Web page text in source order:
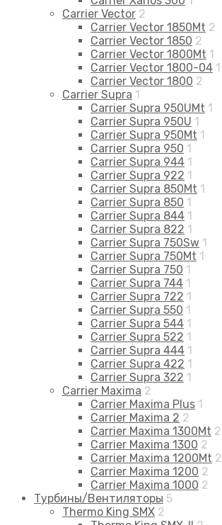
Carrier Vector 2
Carrier Vector 1850Mt 2
Carrier Vector 1850 2
Carrier Vector 1800Mt 1
Carrier Vector 1800-04 1
Carrier Vector 1800 2
Carrier Supra 1
Carrier Supra 950UMt 1
Carrier Supra 950U 1
Carrier Supra 950Mt 1
Carrier Supra 950 1
Carrier Supra 944 1
Carrier Supra 922 1
Carrier Supra 850Mt 1
Carrier Supra 850 1
Carrier Supra 844 1
Carrier Supra 822 1
Carrier Supra 750Sw 1
Carrier Supra 750Mt 1
Carrier Supra 750 1
Carrier Supra 744 1
Carrier Supra 722 1
Carrier Supra 550 1
Carrier Supra 544 1
Carrier Supra 522 1
Carrier Supra 444 1
Carrier Supra 422 1
Carrier Supra 322 1
Carrier Maxima 2
Carrier Maxima Plus 1
Carrier Maxima 2 2
Carrier Maxima 1300Mt 2
Carrier Maxima 1300 2
Carrier Maxima 1200Mt 2
Carrier Maxima 1200 2
Carrier Maxima 1000 2
Турбины/Вентиляторы 5
Thermo King SMX 2